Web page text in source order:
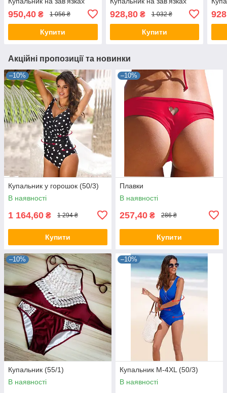
950,40 ₴ 1 056 ₴
Купити
928,80₴ 1 032 ₴
Купити
Акційні пропозиції та новинки
–10%
Купальник у горошок (50/3)
В наявності
1 164,60 ₴ 1 294 ₴
Купити
–10%
Плавки
В наявності
257,40 ₴ 286 ₴
Купити
–10%
Купальник (55/1)
В наявності
–10%
Купальник М-4XL (50/3)
В наявності